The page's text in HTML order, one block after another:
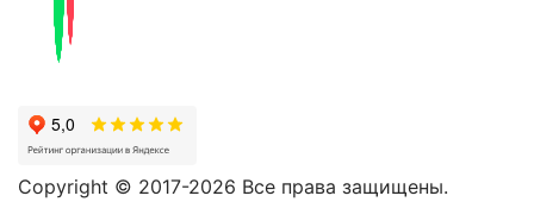
Copyright © 2017-2026 Все права защищены.